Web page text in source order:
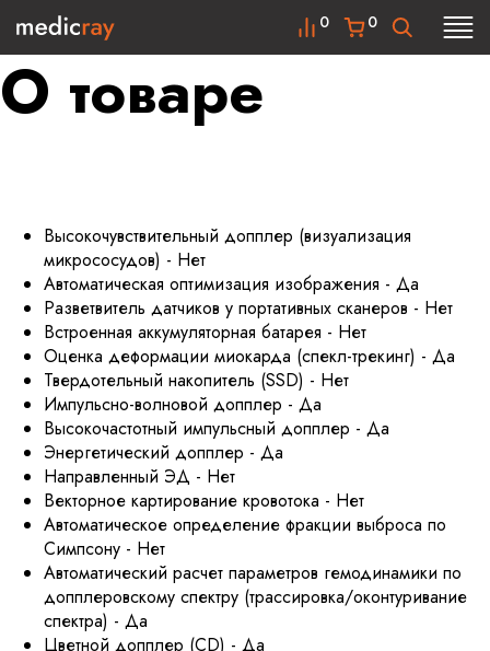
0
0
О товаре
Высокочувствительный допплер (визуализация
микрососудов) - Нет
Автоматическая оптимизация изображения - Да
Разветвитель датчиков у портативных сканеров - Нет
Встроенная аккумуляторная батарея - Нет
Оценка деформации миокарда (спекл-трекинг) - Да
Твердотельный накопитель (SSD) - Нет
Импульсно-волновой допплер - Да
Высокочастотный импульсный допплер - Да
Энергетический допплер - Да
Направленный ЭД - Нет
Векторное картирование кровотока - Нет
Автоматическое определение фракции выброса по
Симпсону - Нет
Автоматический расчет параметров гемодинамики по
допплеровскому спектру (трассировка/оконтуривание
спектра) - Да
Цветной допплер (CD) - Да